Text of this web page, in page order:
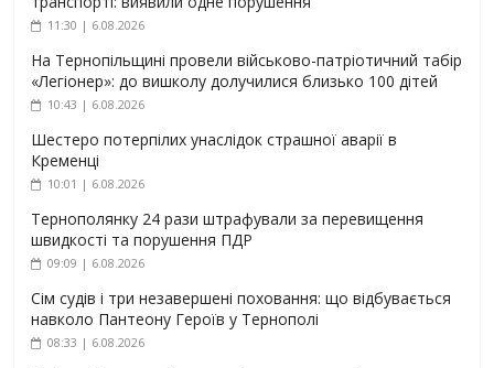
11:30 | 6.08.2026
На Тернопільщині провели військово-патріотичний табір
«Легіонер»: до вишколу долучилися близько 100 дітей
10:43 | 6.08.2026
Шестеро потерпілих унаслідок страшної аварії в
Кременці
10:01 | 6.08.2026
Тернополянку 24 рази штрафували за перевищення
швидкості та порушення ПДР
09:09 | 6.08.2026
Сім судів і три незавершені поховання: що відбувається
навколо Пантеону Героїв у Тернополі
08:33 | 6.08.2026